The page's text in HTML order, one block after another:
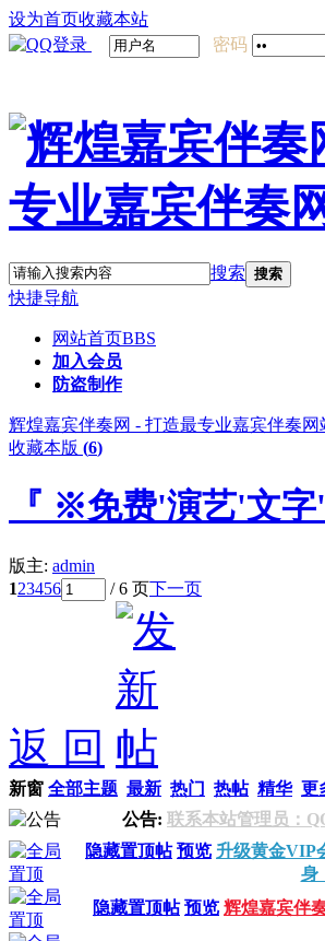
设为首页收藏本站
密码
搜索 搜索
快捷导航
网站首页BBS
加入会员
防盗制作
辉煌嘉宾伴奏网 - 打造最专业嘉宾伴奏网
收藏本版 (6)
『 ※免费'演艺'文
版主: admin
123456 / 6 页下一页
返 回
新窗 全部主题 最新 热门 热帖 精华 更
公告: 联系本站管理员：
隐藏置顶帖 预览 升级黄金VIP
身
隐藏置顶帖 预览 辉煌嘉宾伴